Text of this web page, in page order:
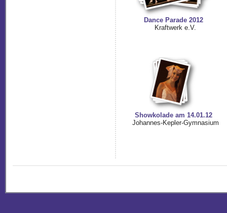
Dance Parade 2012
Kraftwerk e.V.
Showkolade am 14.01.12
Johannes-Kepler-Gymnasium